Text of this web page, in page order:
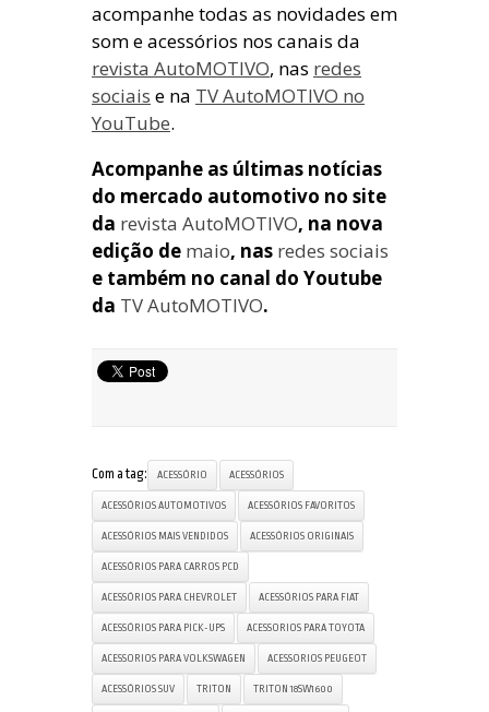
acompanhe todas as novidades em
som e acessórios nos canais da
revista AutoMOTIVO, nas redes
sociais e na TV AutoMOTIVO no
YouTube.
Acompanhe as últimas notícias
do mercado automotivo no site
da revista AutoMOTIVO, na nova
edição de maio, nas redes sociais
e também no canal do Youtube
da TV AutoMOTIVO.
Com a tag: ACESSÓRIO ACESSÓRIOS
ACESSÓRIOS AUTOMOTIVOS ACESSÓRIOS FAVORITOS
ACESSÓRIOS MAIS VENDIDOS ACESSÓRIOS ORIGINAIS
ACESSÓRIOS PARA CARROS PCD
ACESSÓRIOS PARA CHEVROLET ACESSÓRIOS PARA FIAT
ACESSÓRIOS PARA PICK-UPS ACESSORIOS PARA TOYOTA
ACESSORIOS PARA VOLKSWAGEN ACESSORIOS PEUGEOT
ACESSÓRIOS SUV TRITON TRITON 18SW1600